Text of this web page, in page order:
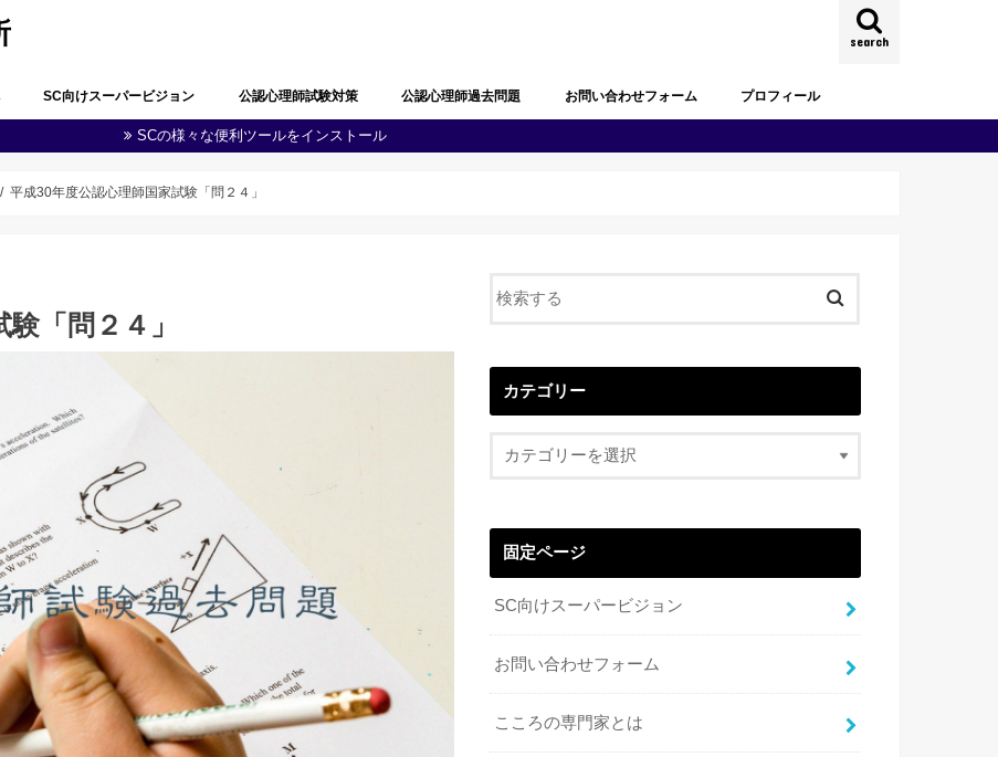
search
SC向けスーパービジョン 公認心理師試験対策
公認心理師としての職責の自覚
問題解決能力と生涯学習
多職種連携・地域連携
心理学・臨床心理学の全体像
心理学における研究
心理学に関する実験
知覚及び認知
学習及び言語
感情及び人格
脳・神経の働き
社会及び集団に関する心理学
発達
障害者(児)の心理学
心理状態の観察及び結果の分析
心理に関する支援
健康・医療に関する心理学
福祉に関する心理学
教育に関する心理学
司法・犯罪に関する心理学
産業・組織に関する心理学
人体の構造と機能及び疾病
精神疾患とその治療
公認心理師に関する制度
その他（心の健康教育に関する事項
公認心理師過去問題 お問い合わせフォーム プロフィール
SCの様々な便利ツールをインストール
平成30年度公認心理師国家試験「問２４」
「問２４」
カテゴリー
固定ページ
SC向けスーパービジョン
お問い合わせフォーム
こころの専門家とは